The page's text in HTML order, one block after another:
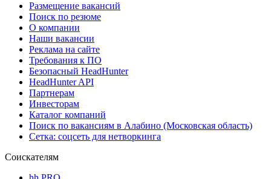
Размещение вакансий
Поиск по резюме
О компании
Наши вакансии
Реклама на сайте
Требования к ПО
Безопасный HeadHunter
HeadHunter API
Партнерам
Инвесторам
Каталог компаний
Поиск по вакансиям в Алабино (Московская область)
Сетка: соцсеть для нетворкинга
Соискателям